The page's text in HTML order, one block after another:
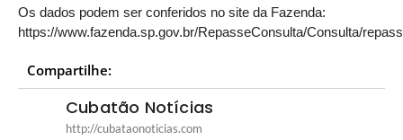
Os dados podem ser conferidos no site da Fazenda:
https://www.fazenda.sp.gov.br/RepasseConsulta/Consulta/
Compartilhe:
Cubatão Notícias
http://cubataonoticias.com